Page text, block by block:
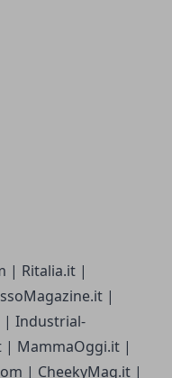
| Ritalia.it |
|
| Industrial-
| MammaOggi.it |
| CheekyMag.it |